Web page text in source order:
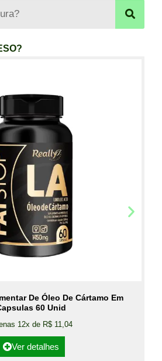
De Óleo De Cártamo Em
60 Unid
12x de R$ 11,04
Ver detalhes